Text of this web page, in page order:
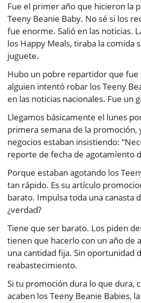
Fue el primer año que hicieron la
Teeny Beanie Baby. No sé si los
fue enorme. Salió en las noticias.
los Happy Meals, tiraba la comida
juguete.
Hubo un pobre repartidor que
alguien intentó robar los Teeny
en las noticias nacionales. Fue un
Llegamos básicamente el lunes
primera semana de la promoción,
negocios estaban insistiendo:
reporte de fecha de agotamiento
Porque estaban agotando los
tan rápido. Es su artículo
barato. Impulsa toda una canasta
¿verdad?
Tiene que ser barato. Los piden
tienen que hacerlo con un año de
una cantidad fija. Sin oportunidad
reabastecimiento.
Si tu promoción dura lo que dura,
acaben los Teeny Beanie Babies,